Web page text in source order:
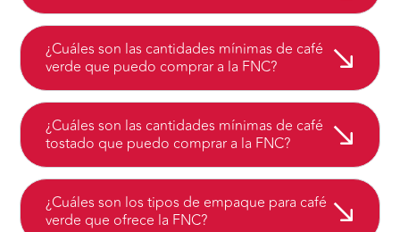
¿Cuáles son las cantidades mínimas de café
verde que puedo comprar a la FNC?
¿Cuáles son las cantidades mínimas de café
tostado que puedo comprar a la FNC?
¿Cuáles son los tipos de empaque para café
verde que ofrece la FNC?